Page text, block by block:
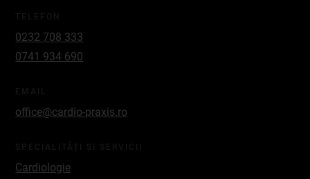
0232 708 333
0741 934 690
office@cardio-praxis.ro
Cardiologie